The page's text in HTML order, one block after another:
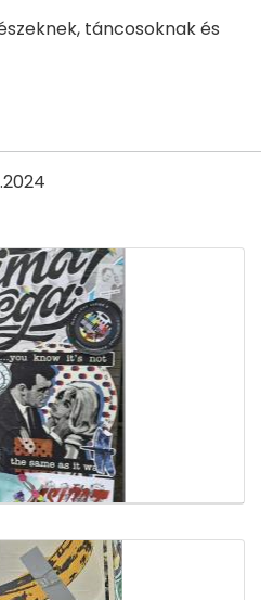
táncosoknak és